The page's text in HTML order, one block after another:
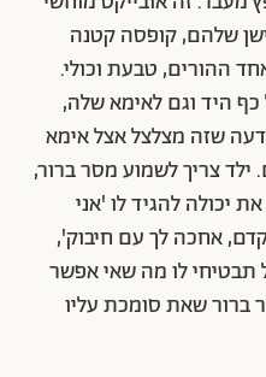
ישן שלהם, קופסה קטנה
ההורים, טבעת וכולי.
היד וגם לאימא שלה,
שזה מצלצל אצל אימא
צריך לשמוע מסר ברור,
יכולה להגיד לו 'אני
אחכה לך עם חיבוק',
תבטיחי לו מה שאי אפשר
ברור שאת סומכת עליו